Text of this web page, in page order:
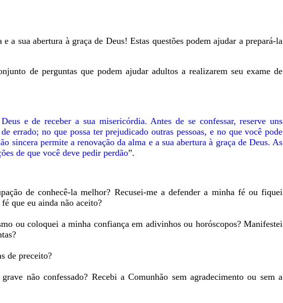
a sua abertura à graça de Deus! Estas questões podem ajudar a prepará-la
de perguntas que podem ajudar adultos a realizarem seu exame de
e de receber a sua misericórdia. Antes de se confessar, reserve uns
errado; no que possa ter prejudicado outras pessoas, e no que você pode
sincera permite a renovação da alma e a sua abertura à graça de Deus. As
de que você deve pedir perdão”.
de conhecê-la melhor? Recusei-me a defender a minha fé ou fiquei
que eu ainda não aceito?
ou coloquei a minha confiança em adivinhos ou horóscopos? Manifestei
de preceito?
não confessado? Recebi a Comunhão sem agradecimento ou sem a